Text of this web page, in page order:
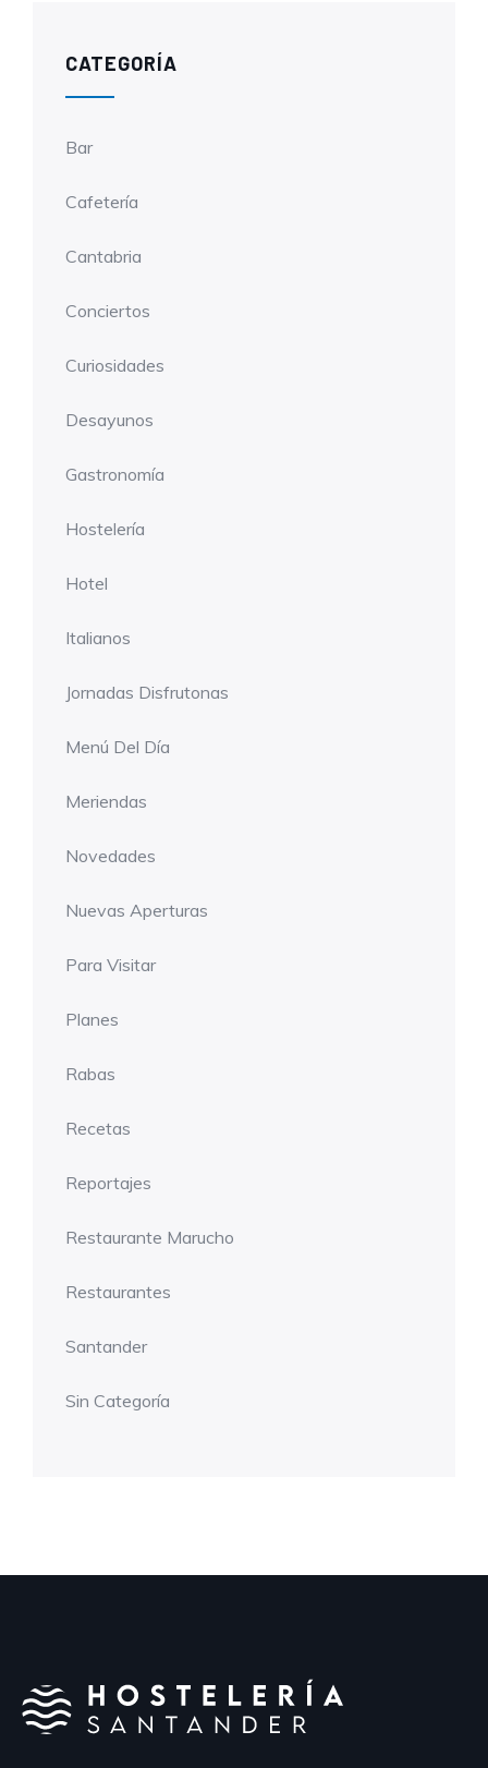
CATEGORÍA
Bar
Cafetería
Cantabria
Conciertos
Curiosidades
Desayunos
Gastronomía
Hostelería
Hotel
Italianos
Jornadas Disfrutonas
Menú Del Día
Meriendas
Novedades
Nuevas Aperturas
Para Visitar
Planes
Rabas
Recetas
Reportajes
Restaurante Marucho
Restaurantes
Santander
Sin Categoría